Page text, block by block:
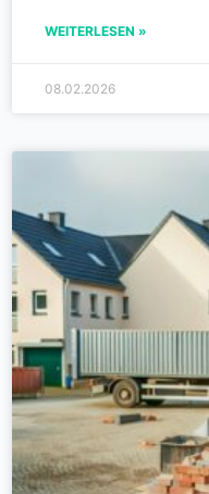
WEITERLESEN »
08.02.2026